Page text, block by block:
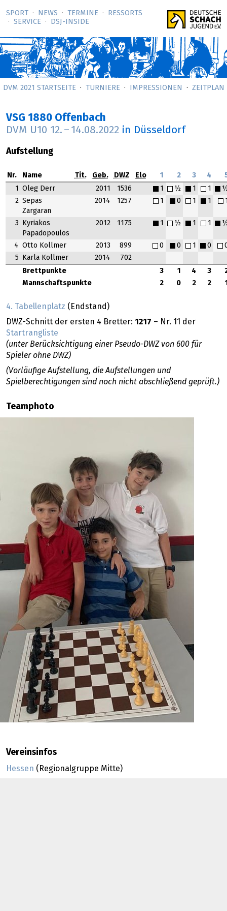
SPORT NEWS TERMINE
RESSORTS
SERVICE
DSJ-­INSIDE
DVM 2021 STARTSEITE TURNIERE IMPRESSIONEN ZEITPLAN
VSG 1880 Offenbach
DVM U10 12. – 14.08.2022 in Düsseldorf
Aufstellung
Nr. Name Tit. Geb. DWZ Elo 1 2 3 4
Brettpunkte 3 1 4 3
Mannschaftspunkte
2 0 2 2
1 Oleg Derr 2011 1536 1 ½ 1 1
2 Sepas
Zargaran
2014 1257 1 0 1 1
3
Kyriakos
Papadopoulos
2012 1175 1 ½ 1 1
4 Otto Kollmer 2013 899 0 0 1 0
5
Karla Kollmer 2014 702
4. Tabellenplatz (Endstand)
DWZ-Schnitt der ersten 4 Bretter: 1217 – Nr. 11 der
Startrangliste
(unter Berücksichtigung einer Pseudo-DWZ von 600 für
Spieler ohne DWZ)
(Vorläufige Aufstellung, die Aufstellungen und
Spielberechtigungen sind noch nicht abschließend geprüft.)
Teamphoto
Vereinsinfos
Hessen (Regionalgruppe Mitte)